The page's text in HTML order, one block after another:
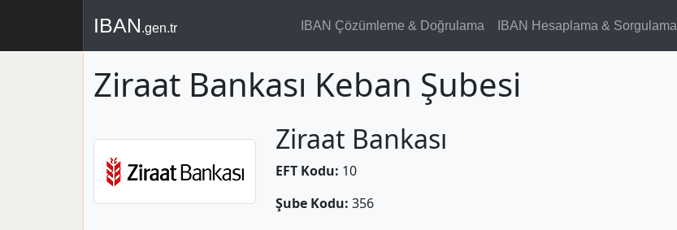
IBAN.gen.tr IBAN Çözümleme & Doğrulama IBAN Hesaplama & Sorgulama
Ziraat Bankası Keban Şubesi
Ziraat Bankası
EFT Kodu: 10
Şube Kodu: 356